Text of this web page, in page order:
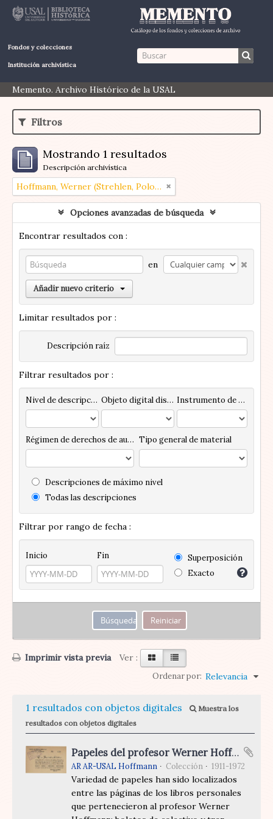
Fondos y colecciones
Institución archivística
Memento. Archivo Histórico de la USAL
Filtros
Mostrando 1 resultados
Descripción archivística
Hoffmann, Werner (Strehlen, Polonia 1907 – Buenos Aires, Argentina 1989)
Opciones avanzadas de búsqueda
Encontrar resultados con :
en
Añadir nuevo criterio
Limitar resultados por :
Descripción raíz
Filtrar resultados por :
Nivel de descripción Objeto digital disponibles Instrumento de descripción
Régimen de derechos de autor Tipo general de material
Descripciones de máximo nivel
Todas las descripciones
Filtrar por rango de fecha :
Inicio Fin
Superposición
Exacto
Imprimir vista previa Ver :
Ordenar por: Relevancia
1 resultados con objetos digitales
Muestra los
resultados con objetos digitales
Papeles del profesor Werner Hoffmann
AR AR-USAL Hoffmann Colección 1911-1972
Variedad de papeles han sido localizados
entre las páginas de los libros personales
que pertenecieron al profesor Werner